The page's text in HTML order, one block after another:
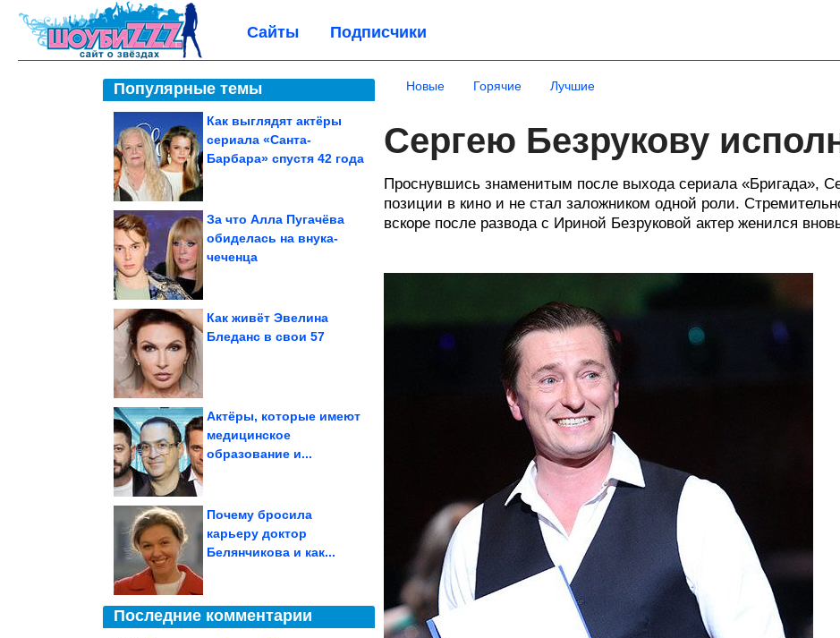
Сайты Подписчики
Популярные темы
Как выглядят актёры
сериала «Санта-
Барбара» спустя 42 года
За что Алла Пугачёва
обиделась на внука-
чеченца
Как живёт Эвелина
Бледанс в свои 57
Актёры, которые имеют
медицинское
образование и...
Почему бросила
карьеру доктор
Белянчикова и как...
Последние комментарии
Новые Горячие Лучшие
Сергею Безрукову
Проснувшись знаменитым после выхода сериала «Бригада»,
позиции в кино и не стал заложником одной роли.
вскоре после развода с Ириной Безруковой актер женился